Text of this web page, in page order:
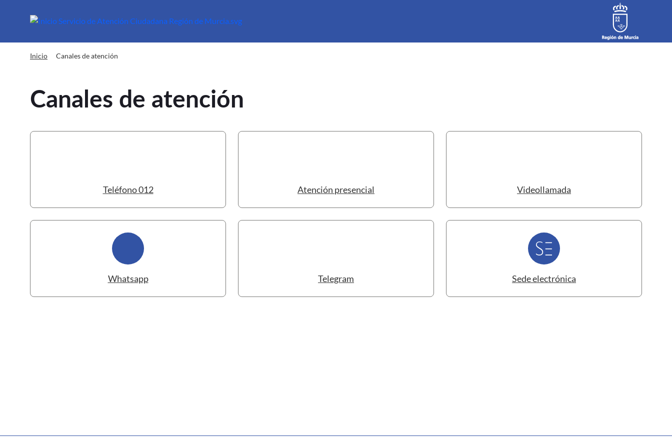
sac Canales de atención
Inicio Canales de atención
Canales de atención
Teléfono 012 Atención presencial Videollamada
Whatsapp Telegram Sede electrónica